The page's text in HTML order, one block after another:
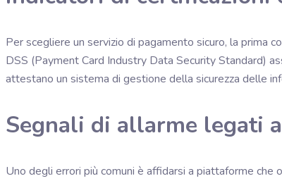
Per scegliere un servizio di pagamento sicuro, la prima
DSS (Payment Card Industry Data Security Standard)
attestano un sistema di gestione della sicurezza delle
Segnali di allarme legati
Uno degli errori più comuni è affidarsi a piattaforme che